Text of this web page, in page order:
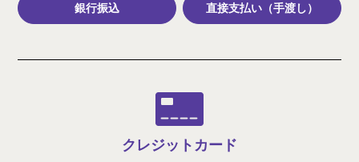
銀行振込 直接支払い（手渡し）
クレジット カード